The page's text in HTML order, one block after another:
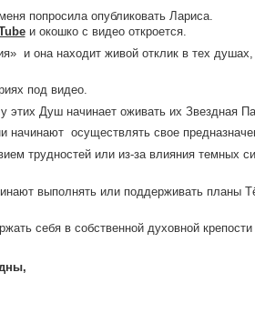
попросила опубликовать Лариса.
и окошко с видео откроется.
и она находит живой отклик в тех
под видео.
этих Душ начинает оживать их Звездная
начинают осуществлять свое
трудностей или из-за влияния темных
выполнять или поддерживать планы
себя в собственной духовной крепости